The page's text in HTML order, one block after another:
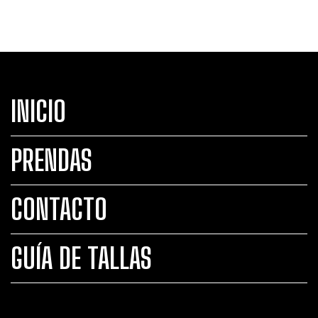
INICIO
PRENDAS
CONTACTO
GUÍA DE TALLAS